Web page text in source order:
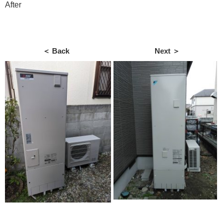
After
＜ Back Next ＞